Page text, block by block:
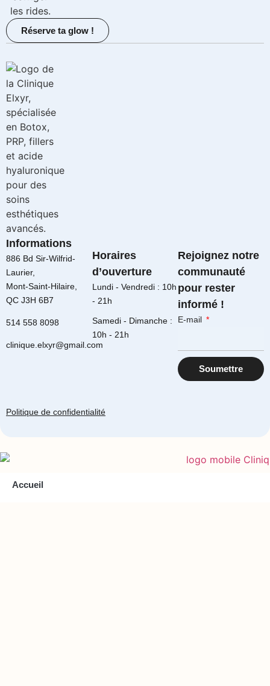
Réserve ta glow !
Informations
886 Bd Sir-Wilfrid-
Laurier,
Mont-Saint-Hilaire,
QC J3H 6B7
514 558 8098
clinique.elxyr@gmail.com
Horaires
d’ouverture
Lundi - Vendredi : 10h
- 21h
Samedi - Dimanche :
10h - 21h
Rejoignez notre
communauté
pour rester
informé !
E-mail
Soumettre
Politique de confidentialité
Accueil